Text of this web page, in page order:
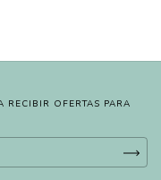
RECIBIR OFERTAS PARA